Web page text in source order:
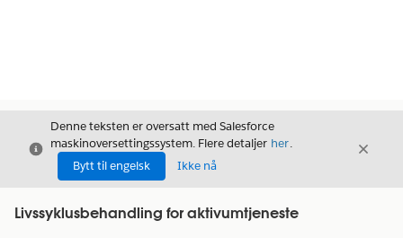
Avslutt
Denne teksten er oversatt med Salesforce
maskinoversettingssystem. Flere detaljer her.
Bytt til engelsk
Ikke nå
Avslutt
Livssyklusbehandling for aktivumtjeneste